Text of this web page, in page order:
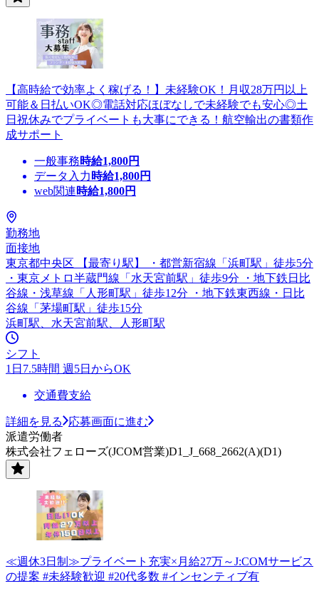
【高時給で効率よく稼げる！】未経験OK！月収28万円以上
可能＆日払いOK◎電話対応ほぼなしで未経験でも安心◎土
日祝休みでプライベートも大事にできる！航空輸出の書類作
成サポート
一般事務時給1,800円
データ入力 時給1,800円
web関連時給1,800円
勤務地
面接地
東京都中央区 【最寄り駅】 ・都営新宿線「浜町駅」徒歩5分
・東京メトロ半蔵門線「水天宮前駅」徒歩9分 ・地下鉄日比
谷線・浅草線「人形町駅」徒歩12分 ・地下鉄東西線・日比
谷線「茅場町駅」徒歩15分
浜町駅、水天宮前駅、人形町駅
シフト
1日7.5時間 週5日からOK
交通費支給
詳細を見る
応募画面に進む
派遣労働者
株式会社フェローズ(JCOM営業)D1_J_668_2662(A)(D1)
≪週休3日制≫プライベート充実×月給27万～J:COMサービス
の提案 #未経験歓迎 #20代多数 #インセンティブ有